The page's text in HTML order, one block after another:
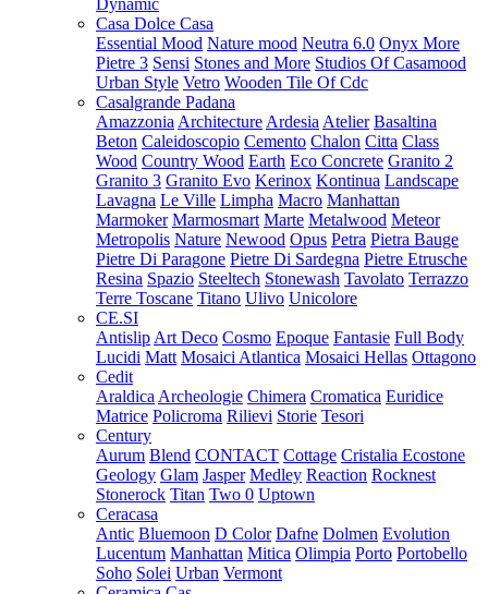
Dynamic
Casa Dolce Casa
Essential Mood Nature mood Neutra 6.0 Onyx More
Pietre 3 Sensi Stones and More Studios Of Casamood
Urban Style Vetro Wooden Tile Of Cdc
Casalgrande Padana
Amazzonia Architecture Ardesia Atelier Basaltina
Beton Caleidoscopio Cemento Chalon Citta Class
Wood Country Wood Earth Eco Concrete Granito 2
Granito 3 Granito Evo Kerinox Kontinua Landscape
Lavagna Le Ville Limpha Macro Manhattan
Marmoker Marmosmart Marte Metalwood Meteor
Metropolis Nature Newood Opus Petra Pietra Bauge
Pietre Di Paragone Pietre Di Sardegna Pietre Etrusche
Resina Spazio Steeltech Stonewash Tavolato Terrazzo
Terre Toscane Titano Ulivo Unicolore
CE.SI
Antislip Art Deco Cosmo Epoque Fantasie Full Body
Lucidi Matt Mosaici Atlantica Mosaici Hellas Ottagono
Cedit
Araldica Archeologie Chimera Cromatica Euridice
Matrice Policroma Rilievi Storie Tesori
Century
Aurum Blend CONTACT Cottage Cristalia Ecostone
Geology Glam Jasper Medley Reaction Rocknest
Stonerock Titan Two 0 Uptown
Ceracasa
Antic Bluemoon D Color Dafne Dolmen Evolution
Lucentum Manhattan Mitica Olimpia Porto Portobello
Soho Solei Urban Vermont